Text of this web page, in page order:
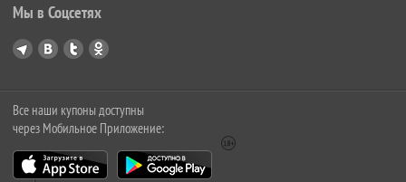
Мы в Соцсетях
Все наши купоны доступны
через Мобильное Приложение: